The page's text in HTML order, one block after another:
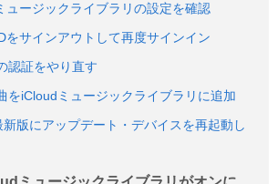
ュージックライブラリの設定を確認
をサインアウトして再度サインイン
認証をやり直す
をiCloudミュージックライブラリに追加
版にアップデート・デバイスを再起動し